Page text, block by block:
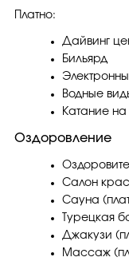
Платно:
Дайвинг
Бильярд
Водные
Катание
Оздоровление
Салон
Сауна
Турецкая
Джакузи
Массаж